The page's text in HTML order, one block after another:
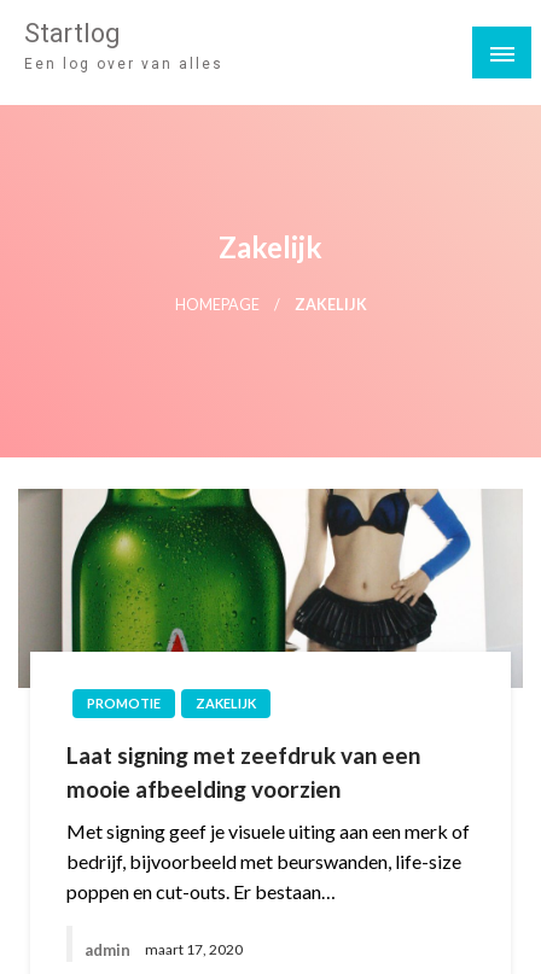
Startlog
Een log over van alles
Zakelijk
HOMEPAGE ZAKELIJK
PROMOTIE ZAKELIJK
Laat signing met zeefdruk van een
mooie afbeelding voorzien
Met signing geef je visuele uiting aan een merk of
bedrijf, bijvoorbeeld met beurswanden, life-size
poppen en cut-outs. Er bestaan…
admin maart 17, 2020